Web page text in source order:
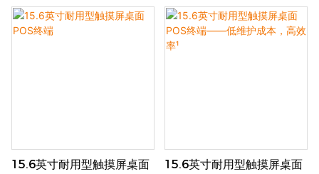
15.6英寸耐用型触摸屏桌面
15.6英寸耐用型触摸屏桌面